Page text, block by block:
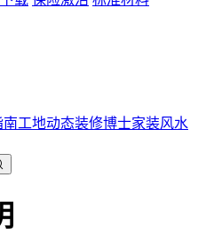
南工地动态装修博士家装风水